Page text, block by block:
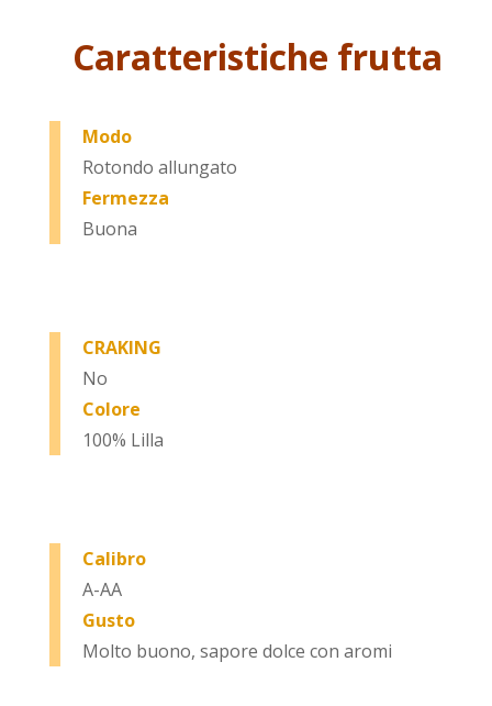
Caratteristiche frutta
Modo
Rotondo allungato
Fermezza
Buona
CRAKING
No
Colore
100% Lilla
Calibro
A-AA
Gusto
Molto buono, sapore dolce con aromi